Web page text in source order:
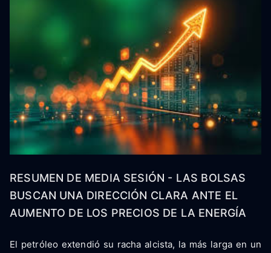
RESUMEN DE MEDIA SESIÓN - LAS BOLSAS
BUSCAN UNA DIRECCIÓN CLARA ANTE EL
AUMENTO DE LOS PRECIOS DE LA ENERGÍA
El petróleo extendió su racha alcista, la más larga en un